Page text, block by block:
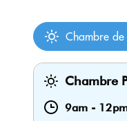
Chambre
Chambre
9am -